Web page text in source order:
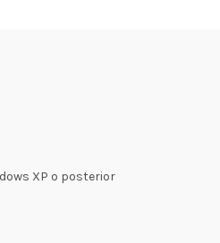
XP o posterior